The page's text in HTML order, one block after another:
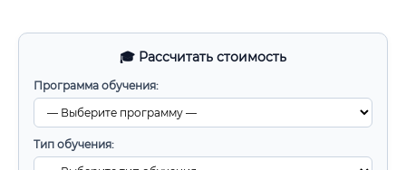
🎓 Рассчитать стоимость
Программа обучения:
Тип обучения: